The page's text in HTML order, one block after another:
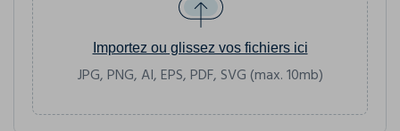
Importez ou glissez vos fichiers ici
JPG, PNG, AI, EPS, PDF, SVG (max. 10mb)